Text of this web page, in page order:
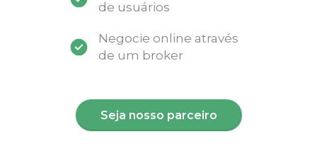
de usuários
Negocie online através
de um broker
Seja nosso parceiro